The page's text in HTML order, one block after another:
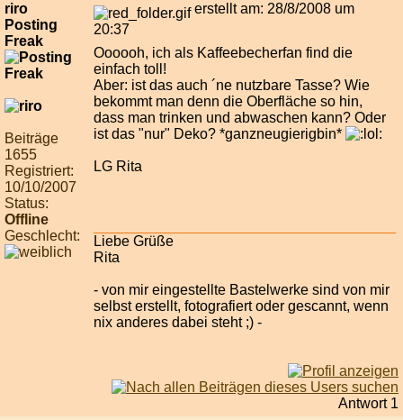
riro
Posting
Freak
Beiträge
1655
Registriert:
10/10/2007
Status:
Offline
Geschlecht:
erstellt am: 28/8/2008 um
20:37
Oooooh, ich als Kaffeebecherfan find die
einfach toll!
Aber: ist das auch ´ne nutzbare Tasse? Wie
bekommt man denn die Oberfläche so hin,
dass man trinken und abwaschen kann? Oder
ist das "nur" Deko? *ganzneugierigbin*
LG Rita
Liebe Grüße
Rita
- von mir eingestellte Bastelwerke sind von mir
selbst erstellt, fotografiert oder gescannt, wenn
nix anderes dabei steht ;) -
Antwort 1